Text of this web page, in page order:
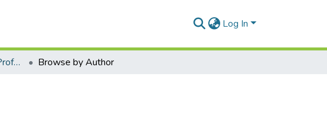
Log In
Trabajo de Suficiencia Profesional Browse by Author